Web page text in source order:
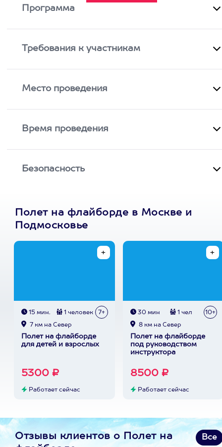
Программа
Требования к участникам
Место проведения
Время проведения
Безопасность
Полет на флайборде в Москве и
Подмосковье
15 мин. 1 человек 7+
7 км на Север
Полет на флайборде
для детей и взрослых
5300 ₽
Работает сейчас
30 мин 1 чел 10+
8 км на Север
Полет на флайборде
под руководством
инструктора
8500 ₽
Работает сейчас
Отзывы клиентов о Полет на
Все